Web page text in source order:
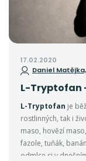
17.02.2020
Daniel
L-Tryptofan
L-Tryptofan je
rostlinných, tak i
maso, hovězí
fazole, tuňák,
odmlce si v